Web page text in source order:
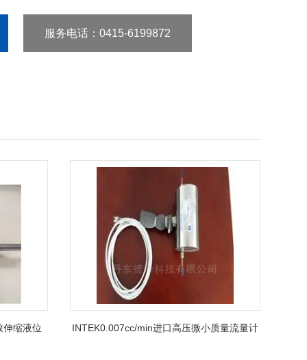
服务电话 ：0415-6199872
伸缩液位 INTEK0.007cc/min进口高压微小质量流量计